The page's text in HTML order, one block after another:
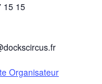
15 15
Organisateur